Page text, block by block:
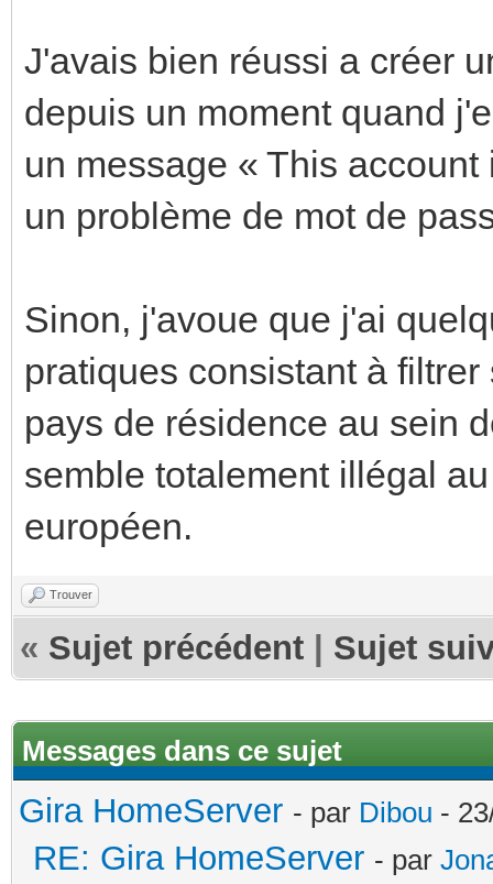
J'avais bien réussi a créer
depuis un moment quand
un message « This account
un problème de mot de
Sinon, j'avoue que j'ai
pratiques consistant à
pays de résidence au sein
semble totalement illégal
européen.
Trouver
« Sujet précédent Sujet
Messages dans ce sujet
Gira HomeServer - par Dibou -
RE: Gira HomeServer - par